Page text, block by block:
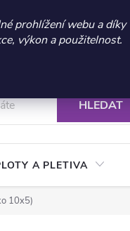
Kč | Platnost do
prohlížení webu a díky
výkon a použitelnost.
604 269 200
ochrany osobních údajů
HLEDAT
A PLETIVA
10x5)